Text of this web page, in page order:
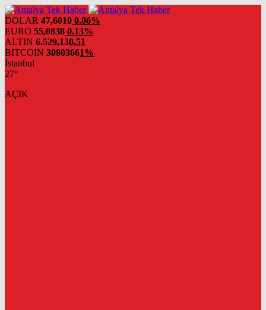
DOLAR 47,6010 0.06%
EURO 55,0838 0.13%
ALTIN 6.529,130,51
BITCOIN 30803661%
İstanbul
27°
AÇIK